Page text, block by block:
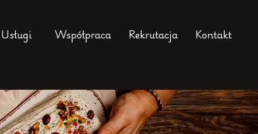
Usługi Współpraca Rekrutacja Kontakt